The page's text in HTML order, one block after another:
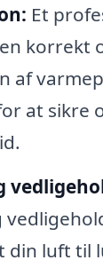
Et
korrekt
af
at sikre
din luft til